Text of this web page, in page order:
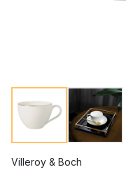
Villeroy & Boch